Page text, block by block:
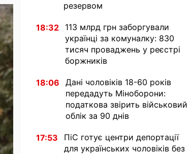
резервом
18:32
113 млрд грн заборгували
українці за комуналку: 830
тисяч проваджень у реєстрі
боржників
18:06
Дані чоловіків 18-60 років
передадуть Міноборони:
податкова звірить військовий
облік за 90 днів
17:53
ПіС готує центри депортації
для українських чоловіків без